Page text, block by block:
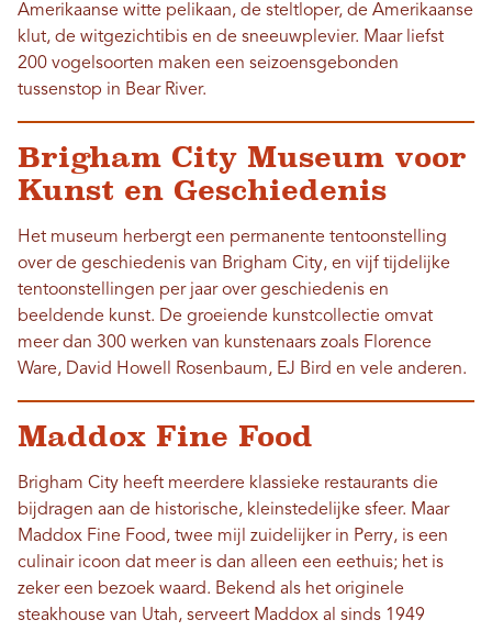
Amerikaanse witte pelikaan, de steltloper, de Amerikaanse
klut, de witgezichtibis en de sneeuwplevier. Maar liefst
200 vogelsoorten maken een seizoensgebonden
tussenstop in Bear River.
Brigham City Museum voor
Kunst en Geschiedenis
Het museum herbergt een permanente tentoonstelling
over de geschiedenis van Brigham City, en vijf tijdelijke
tentoonstellingen per jaar over geschiedenis en
beeldende kunst. De groeiende kunstcollectie omvat
meer dan 300 werken van kunstenaars zoals Florence
Ware, David Howell Rosenbaum, EJ Bird en vele anderen.
Maddox Fine Food
Brigham City heeft meerdere klassieke restaurants die
bijdragen aan de historische, kleinstedelijke sfeer. Maar
Maddox Fine Food, twee mijl zuidelijker in Perry, is een
culinair icoon dat meer is dan alleen een eethuis; het is
zeker een bezoek waard. Bekend als het originele
steakhouse van Utah, serveert Maddox al sinds 1949